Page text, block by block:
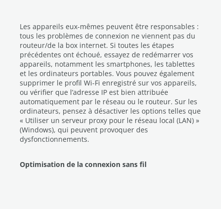
Les appareils eux-mêmes peuvent être responsables :
tous les problèmes de connexion ne viennent pas du
routeur/de la box internet. Si toutes les étapes
précédentes ont échoué, essayez de redémarrer vos
appareils, notamment les smartphones, les tablettes
et les ordinateurs portables. Vous pouvez également
supprimer le profil Wi-Fi enregistré sur vos appareils,
ou vérifier que l’adresse IP est bien attribuée
automatiquement par le réseau ou le routeur. Sur les
ordinateurs, pensez à désactiver les options telles que
« Utiliser un serveur proxy pour le réseau local (LAN) »
(Windows), qui peuvent provoquer des
dysfonctionnements.
Optimisation de la connexion sans fil